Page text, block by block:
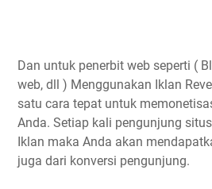
Dan untuk penerbit web seperti (
web, dll ) Menggunakan Iklan
satu cara tepat untuk
Anda. Setiap kali pengunjung
Iklan maka Anda akan
juga dari konversi pengunjung.